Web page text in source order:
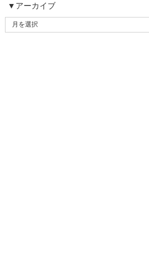
▼アーカイブ